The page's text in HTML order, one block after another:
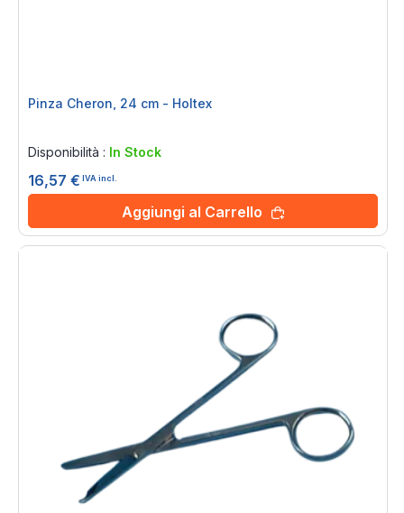
Pinza Cheron, 24 cm - Holtex
Disponibilità : In Stock
16,57 € IVA incl.
Aggiungi al Carrello